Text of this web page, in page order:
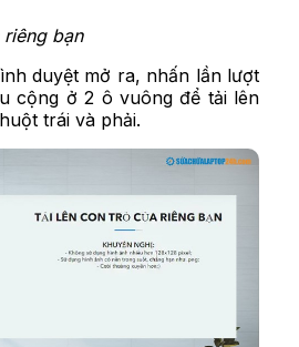
bạn
duyệt mở ra, nhấn lần lượt
cộng ở 2 ô vuông để tải lên
trái và phải.